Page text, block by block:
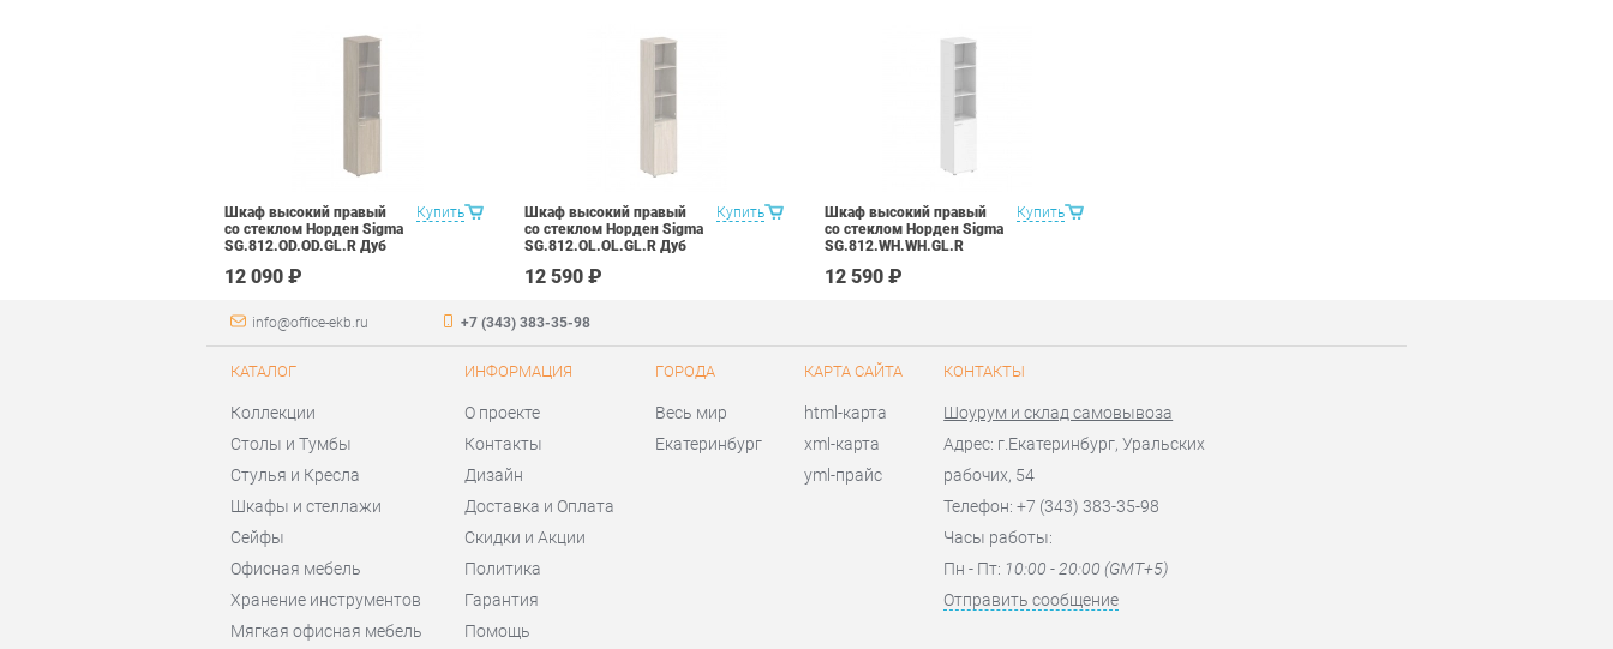
Купить
Шкаф высокий правый
со стеклом Норден Sigma
SG.812.OD.OD.GL.R Дуб
12 090 ₽
Купить
Шкаф высокий правый
со стеклом Норден Sigma
SG.812.OL.OL.GL.R Дуб
12 590 ₽
Купить
Шкаф высокий правый
со стеклом Норден Sigma
SG.812.WH.WH.GL.R
12 590 ₽
info@office-ekb.ru +7 (343) 383-35-98
КАТАЛОГ
Коллекции
Столы и Тумбы
Стулья и Кресла
Шкафы и стеллажи
Сейфы
Офисная мебель
Хранение инструментов
Мягкая офисная мебель
ИНФОРМАЦИЯ
О проекте
Контакты
Дизайн
Доставка и Оплата
Скидки и Акции
Политика
Гарантия
Помощь
ГОРОДА
Весь мир
Екатеринбург
КАРТА САЙТА
html-карта
xml-карта
yml-прайс
КОНТАКТЫ
Шоурум и склад самовывоза
Адрес: г.Екатеринбург, Уральских
рабочих, 54
Телефон: +7 (343) 383-35-98
Часы работы:
Пн - Пт: 10:00 - 20:00 (GMT+5)
Отправить сообщение